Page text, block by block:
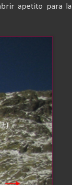
apetito para la